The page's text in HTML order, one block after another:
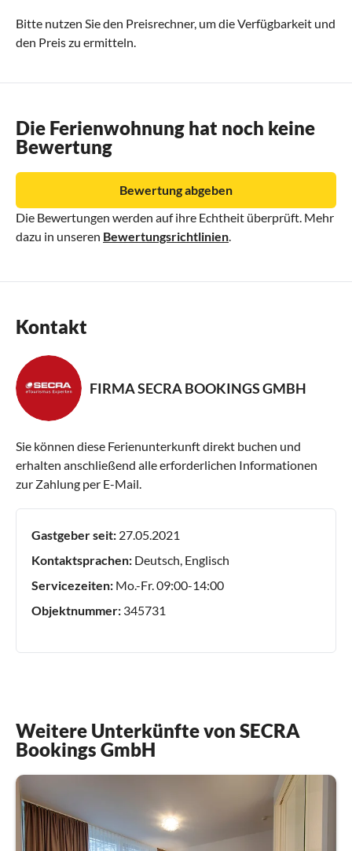
Bitte nutzen Sie den Preisrechner, um die Verfügbarkeit und
den Preis zu ermitteln.
Die Ferienwohnung hat noch keine
Bewertung
Die Bewertungen werden auf ihre Echtheit überprüft. Mehr
dazu in unseren Bewertungsrichtlinien
Bewertung abgeben
Kontakt
FIRMA SECRA BOOKINGS GMBH
Sie können diese Ferienunterkunft direkt buchen und
erhalten anschließend alle erforderlichen Informationen
zur Zahlung per E-Mail.
Gastgeber seit: 27.05.2021
Kontaktsprachen: Deutsch, Englisch
Servicezeiten: Mo.-Fr. 09:00-14:00
Objektnummer: 345731
Weitere Unterkünfte von SECRA
Bookings GmbH